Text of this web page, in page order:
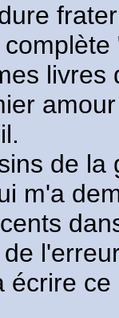
de
m'a
écrire